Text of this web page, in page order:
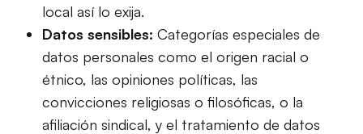
local así lo exija.
Datos sensibles: Categorías especiales de
datos personales como el origen racial o
étnico, las opiniones políticas, las
convicciones religiosas o filosóficas, o la
afiliación sindical, y el tratamiento de datos